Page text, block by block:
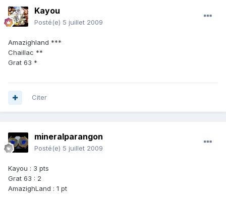
Kayou
Posté(e) 5 juillet 2009
Amazighland ***
Chaillac **
Grat 63 *
Citer
mineralparangon
Posté(e) 5 juillet 2009
Kayou : 3 pts
Grat 63 : 2
AmazighLand : 1 pt